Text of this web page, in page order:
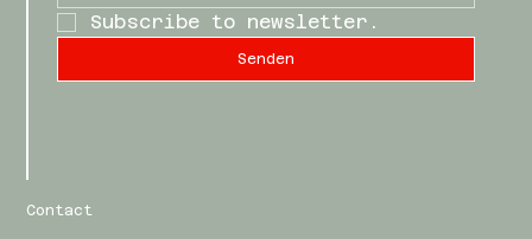
Subscribe to newsletter.
Senden
Contact